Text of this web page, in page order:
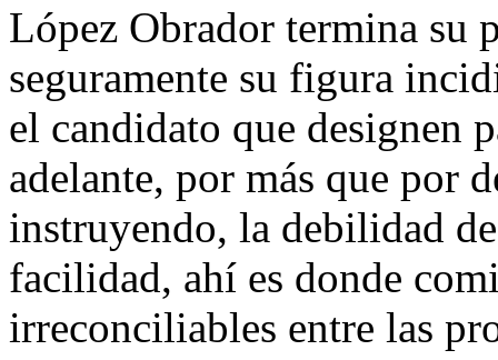
López Obrador termina su
seguramente su figura
el candidato que designen
adelante, por más que por
instruyendo, la debilidad
facilidad, ahí es donde
irreconciliables entre las